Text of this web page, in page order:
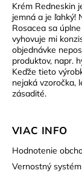
Krém Redneskin
jemná a je ľahký!
Rosacea sa
vyhovuje mi
objednávke
produktov, napr.
Keďže tieto
nejaká vzoročka,
zásadité.
VIAC INFO
Hodnotenie
Vernostný systém